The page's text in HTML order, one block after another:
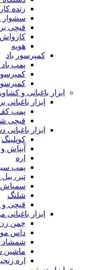
رنده
سشوار
قیچی
هویه
کمپرسور باد
پمپ
ابزار باغبانی و
ابزار
پمپ
قیچی
ابزار باغبانی
کوپلینگ
آبپاش
اره
پمپ
تبر،
سمپاش
شلنگ
قیچی و
ابزار باغبانی
چمن
داس
شمشاد
ماشین
اره